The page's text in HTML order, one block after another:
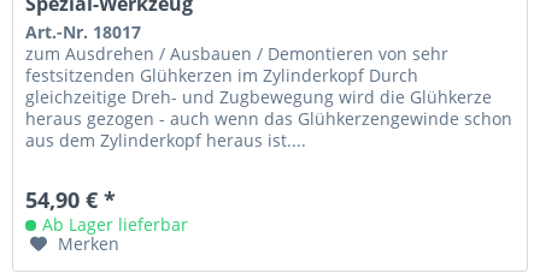
Art.-Nr. 18017
zum Ausdrehen / Ausbauen / Demontieren von sehr
festsitzenden Glühkerzen im Zylinderkopf Durch
gleichzeitige Dreh- und Zugbewegung wird die Glühkerze
heraus gezogen - auch wenn das Glühkerzengewinde schon
aus dem Zylinderkopf heraus ist....
54,90 € *
Ab Lager lieferbar
Merken